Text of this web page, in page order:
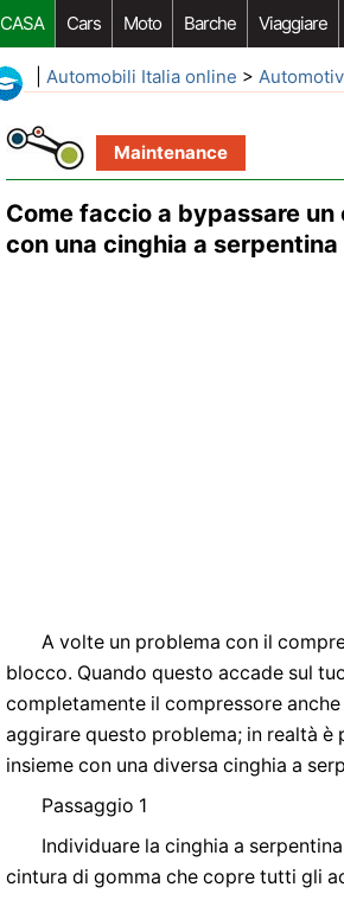
CASA Cars Moto Barche Viaggiare
Automobili Italia online >
Maintenance
Come faccio a bypassare
con una cinghia a serpentina
A volte un problema con il
blocco. Quando questo accade sul
completamente il compressore
aggirare questo problema; in realtà
insieme con una diversa cinghia a
Passaggio 1
Individuare la cinghia a
cintura di gomma che copre tutti gli